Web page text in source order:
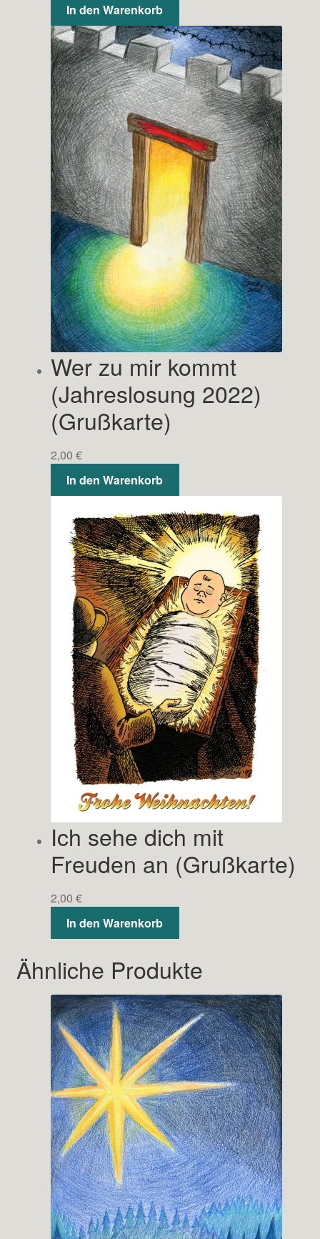
In den Warenkorb
Wer zu mir kommt
(Jahreslosung 2022)
(Grußkarte)
2,00 €
In den Warenkorb
Ich sehe dich mit
Freuden an (Grußkarte)
2,00 €
In den Warenkorb
Ähnliche Produkte